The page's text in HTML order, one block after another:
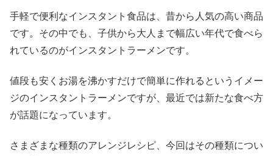
手軽で便利なインスタント食品は、昔から人気の高い商品
です。その中でも、子供から大人まで幅広い年代で食べら
れているのがインスタントラーメンです。
値段も安くお湯を沸かすだけで簡単に作れるというイメー
ジのインスタントラーメンですが、最近では新たな食べ方
が話題になっています。
さまざまな種類のアレンジレシピ、今回はその種類につい